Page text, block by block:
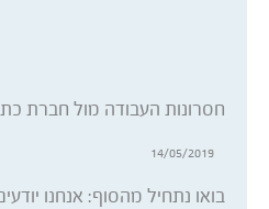
חסרונות העבודה מול חברת
14/05/2019
בואו נתחיל מהסוף: אנחנו